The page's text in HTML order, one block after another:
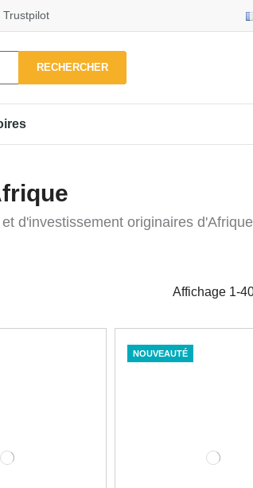
Trustpilot
RECHERCHER
d'investissement originaires
Affichage 1-
NOUVEAUTÉ